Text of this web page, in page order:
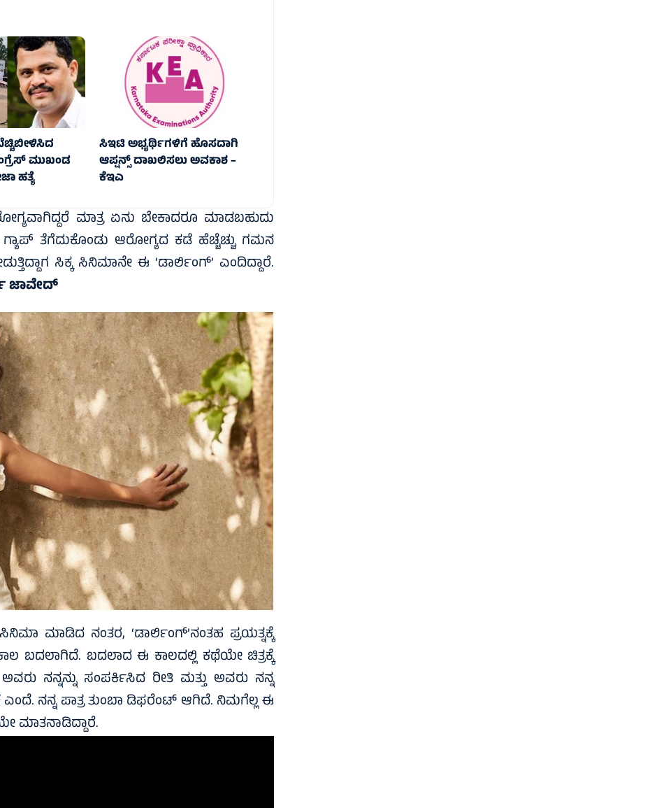
ಮುಖಂಡ
ಹತ್ಯೆ
ಸಿಇಟಿ ಅಭ್ಯರ್ಥಿಗಳಿಗೆ ಹೊಸದಾಗಿ
ಆಪ್ಷನ್ಸ್ ದಾಖಲಿಸಲು ಅವಕಾಶ –
ಕೆಇಎ
ಮಾತ್ರ ಏನು ಬೇಕಾದರೂ ಮಾಡಬಹುದು
ತೆಗೆದುಕೊಂಡು ಆರೋಗ್ಯದ ಕಡೆ ಹೆಚ್ಚೆಚ್ಚು ಗಮನ
ಸಿಕ್ಕ ಸಿನಿಮಾನೇ ಈ ‘ಡಾರ್ಲಿಂಗ್’ ಎಂದಿದ್ದಾರೆ.
ಜಾವೇದ್
ಮಾಡಿದ ನಂತರ, ‘ಡಾರ್ಲಿಂಗ್’ನಂತಹ ಪ್ರಯತ್ನಕ್ಕೆ
ಕಾಲ ಬದಲಾಗಿದೆ. ಬದಲಾದ ಈ ಕಾಲದಲ್ಲಿ ಕಥೆಯೇ ಚಿತ್ರಕ್ಕೆ
ನನ್ನನ್ನು ಸಂಪರ್ಕಿಸಿದ ರೀತಿ ಮತ್ತು ಅವರು ನನ್ನ
ಎಂದೆ. ನನ್ನ ಪಾತ್ರ ತುಂಬಾ ಡಿಫರೆಂಟ್‌ ಆಗಿದೆ. ನಿಮಗೆಲ್ಲ ಈ
ಮಾತನಾಡಿದ್ದಾರೆ.